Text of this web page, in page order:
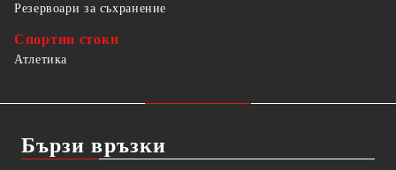
Резервоари за съхранение
Спортни стоки
Атлетика
Бързи връзки